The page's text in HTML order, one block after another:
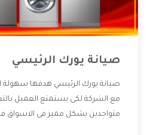
صيانة يورك الرئيسي
صيانة يورك الرئيسي هدفها سهولة
مع الشركة لكى يستمتع العميل
متواجدين بشكل مميز فى الاسواق